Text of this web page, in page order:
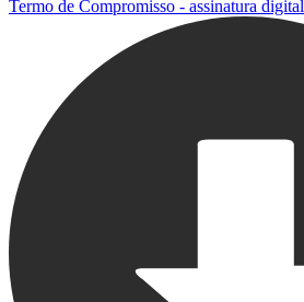
Termo de Compromisso - assinatura digital